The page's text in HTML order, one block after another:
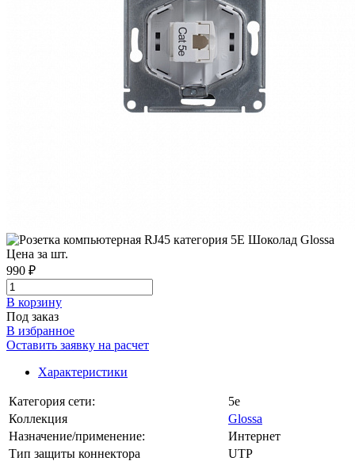
Цена за шт.
990 ₽
В корзинy
Под заказ
В избранное
Оставить заявку на расчет
Характеристики
Категория сети:
5e
Коллекция
Glossa
Назначение/применение:
Интернет
Тип защиты коннектора
UTP